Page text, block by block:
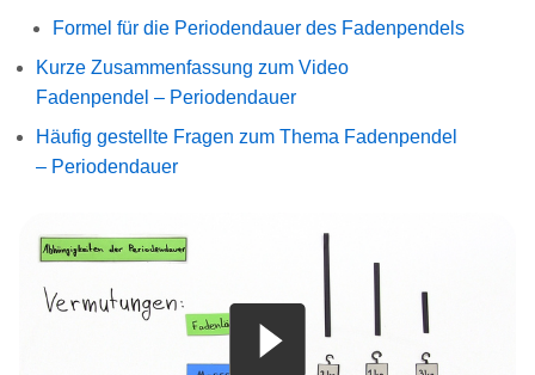
Formel für die Periodendauer des Fadenpendels
Kurze Zusammenfassung zum Video
Fadenpendel – Periodendauer
Häufig gestellte Fragen zum Thema Fadenpendel
– Periodendauer